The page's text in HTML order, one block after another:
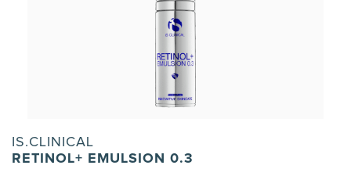
IS.CLINICAL
RETINOL+ EMULSION 0.3